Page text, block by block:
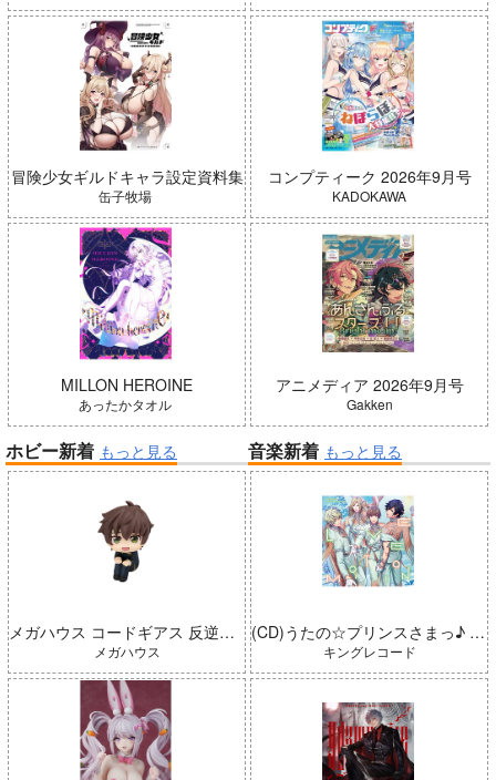
「魔法少女リリカルなのは EX
CEEDS Gun Blaze Vengeanc
SON BULLET/水樹奈々 春夏秋冬代行者 春の舞
冒険少女ギルドキャラ設定資料集
缶子牧場
MILLON HEROINE
あったかタオル
コンプティーク 2026年9月号
KADOKAWA
アニメディア 2026年9月号
Gakken
ホビー新着 もっと見る
メガハウス コードギアス 反逆のルルーシュ るかっぷ 枢木スザク 完成品
メガハウス
音楽新着 もっと見る
(CD)うたの☆プリンスさまっ♪ LIVE EMOTION 2nd Anniversary CD トキヤ・カミュ・瑛二・大和
キングレコード